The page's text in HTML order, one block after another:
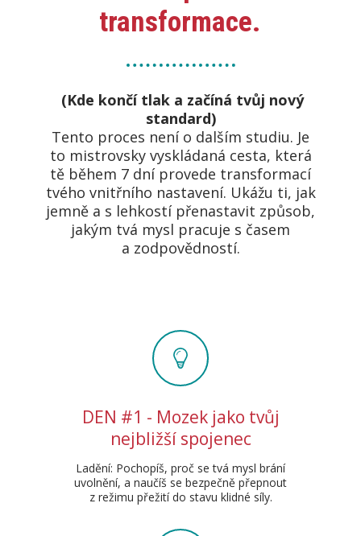
transformace.
(Kde končí tlak a začíná tvůj nový
standard)
Tento proces není o dalším studiu. Je
to mistrovsky vyskládaná cesta, která
tě během 7 dní provede transformací
tvého vnitřního nastavení. Ukážu ti, jak
jemně a s lehkostí přenastavit způsob,
jakým tvá mysl pracuje s časem
a zodpovědností.
DEN #1 - Mozek jako tvůj
nejbližší spojenec
Ladění: Pochopíš, proč se tvá mysl brání
uvolnění, a naučíš se bezpečně přepnout
z režimu přežití do stavu klidné síly.